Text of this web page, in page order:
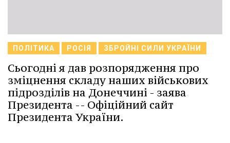
ПОЛІТИКА РОСІЯ ЗБРОЙНІ СИЛИ УКРАЇНИ
Сьогодні я дав розпорядження про
зміцнення складу наших військових
підрозділів на Донеччині - заява
Президента -- Офіційний сайт
Президента України.